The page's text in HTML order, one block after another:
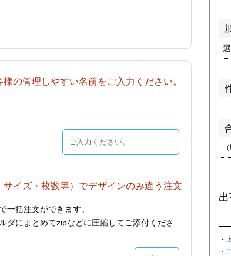
の管理しやすい名前をご入力ください。
イズ・枚数等）でデザインのみ違う注文
一括注文ができます。
ダにまとめてzipなどに圧縮してご添付くださ
・
・